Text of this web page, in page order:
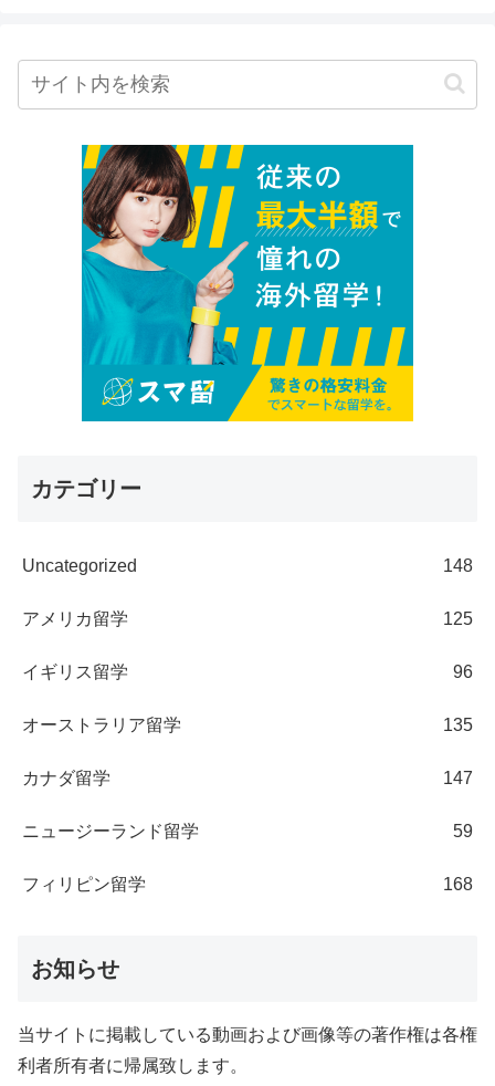
カテゴリー
Uncategorized 148
アメリカ留学 125
イギリス留学 96
オーストラリア留学 135
カナダ留学 147
ニュージーランド留学 59
フィリピン留学 168
お知らせ
当サイトに掲載している動画および画像等の著作権は各権
利者所有者に帰属致します。